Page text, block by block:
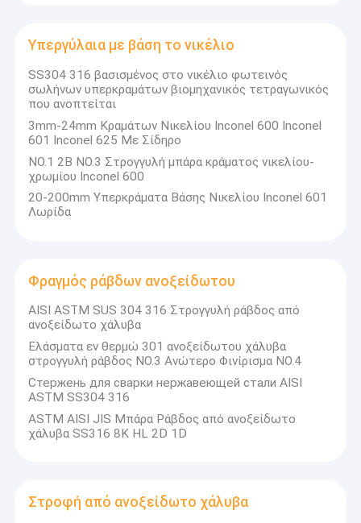
Μπάρα από κράμα αλουμινίου
Στρογγυλό αλουμίνιο
Υπεργύλαια με βάση το νικέλιο
SS304 316 βασισμένος στο νικέλιο φωτεινός
σωλήνων υπερκραμάτων βιομηχανικός τετραγωνικός
που ανοπτείται
3mm-24mm Κραμάτων Νικελίου Inconel 600 Inconel
601 Inconel 625 Με Σίδηρο
NO.1 2B NO.3 Στρογγυλή μπάρα κράματος νικελίου-
χρωμίου Inconel 600
20-200mm Υπερκράματα Βάσης Νικελίου Inconel 601
Λωρίδα
Φραγμός ράβδων ανοξείδωτου
AISI ASTM SUS 304 316 Στρογγυλή ράβδος από
ανοξείδωτο χάλυβα
Ελάσματα εν θερμώ 301 ανοξείδωτου χάλυβα
στρογγυλή ράβδος NO.3 Ανώτερο Φινίρισμα NO.4
Стержень для сварки нержавеющей стали AISI
ASTM SS304 316
ASTM AISI JIS Μπάρα Ράβδος από ανοξείδωτο
χάλυβα SS316 8K HL 2D 1D
Στροφή από ανοξείδωτο χάλυβα